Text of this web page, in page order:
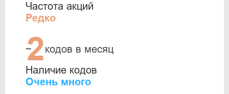
Частота акций
Редко
~
2кодов в месяц
Наличие кодов
Очень много